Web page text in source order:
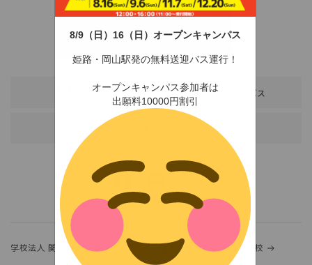
8/9（日）16（日）オープンキャンパス
姫路・岡山駅発の無料送迎バス運行！
オープンキャンパス参加者は
出願料10000円割引
〒678-0255 兵庫県赤穂市新田380-3
TEL：0791-46-2525（代）FAX：0791-46-2526
アクセス スクールバス
学校法人 関西金光学園
金光大阪中学校・高等学校